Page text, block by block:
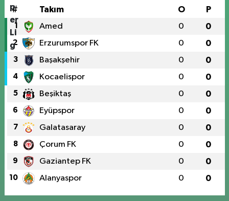
# Takım O P
1 Amed 0 0
2 Erzurumspor FK 0 0
3 Başakşehir 0 0
4 Kocaelispor 0 0
5 Beşiktaş 0 0
6 Eyüpspor 0 0
7 Galatasaray 0 0
8 Çorum FK 0 0
9 Gaziantep FK 0 0
10 Alanyaspor 0 0